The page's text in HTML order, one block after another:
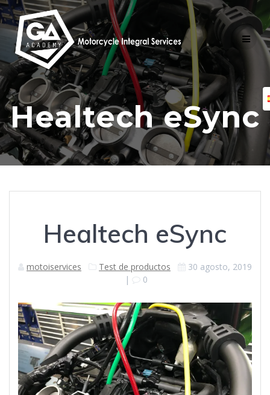
Skip
content
Healtech eSync
Healtech eSync
motoiservices Test de productos
30 agosto, 2019
|
0